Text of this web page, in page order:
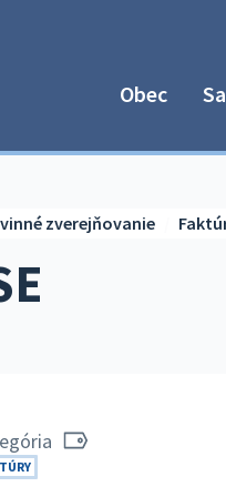
Obec
zverejňovanie